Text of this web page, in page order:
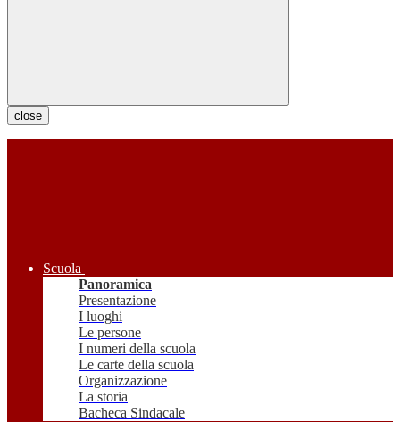
close
Scuola
Panoramica
Presentazione
I luoghi
Le persone
I numeri della scuola
Le carte della scuola
Organizzazione
La storia
Bacheca Sindacale